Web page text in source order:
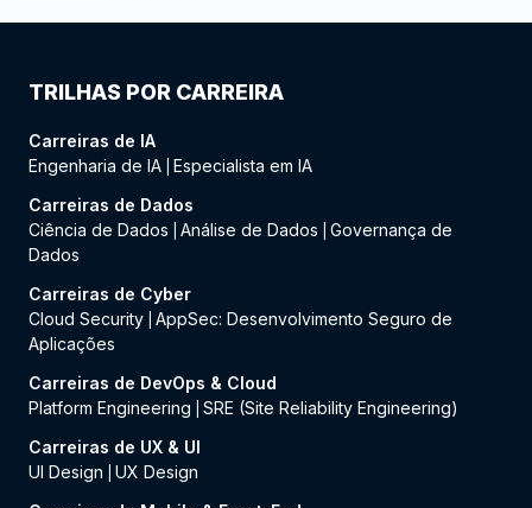
TRILHAS POR CARREIRA
Carreiras de IA
Engenharia de IA Especialista em IA
Carreiras de Dados
Ciência de Dados
Análise de Dados
Governança de
Dados
Carreiras de Cyber
Cloud Security AppSec: Desenvolvimento Seguro de
Aplicações
Carreiras de DevOps & Cloud
Platform Engineering
SRE (Site Reliability Engineering)
Carreiras de UX & UI
UI Design
UX Design